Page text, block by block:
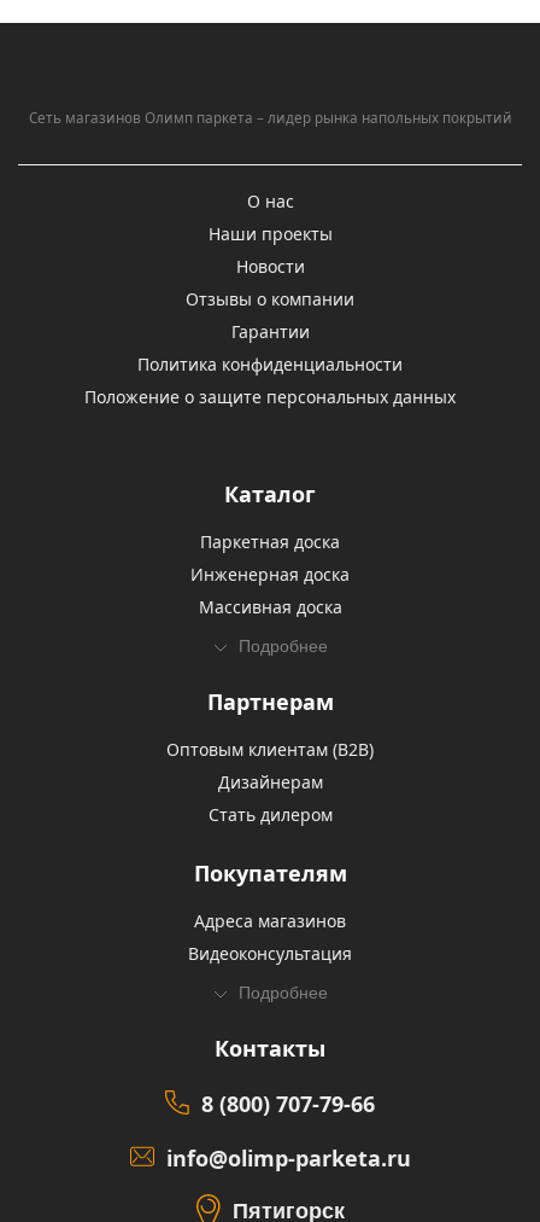
Сеть магазинов Олимп паркета – лидер рынка напольных покрытий
О нас
Наши проекты
Новости
Отзывы о компании
Гарантии
Политика конфиденциальности
Положение о защите персональных данных
Каталог
Паркетная доска
Инженерная доска
Массивная доска
Подробнее
Партнерам
Оптовым клиентам (В2В)
Дизайнерам
Стать дилером
Покупателям
Адреса магазинов
Видеоконсультация
Подробнее
Контакты
8 (800) 707-79-66
info@olimp-parketa.ru
Пятигорск